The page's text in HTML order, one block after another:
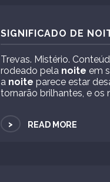
SIGNIFICADO DE
Trevas. Mistério.
rodeado pela noite em
a noite parece estar
tornarão brilhantes, e os
> READ MORE